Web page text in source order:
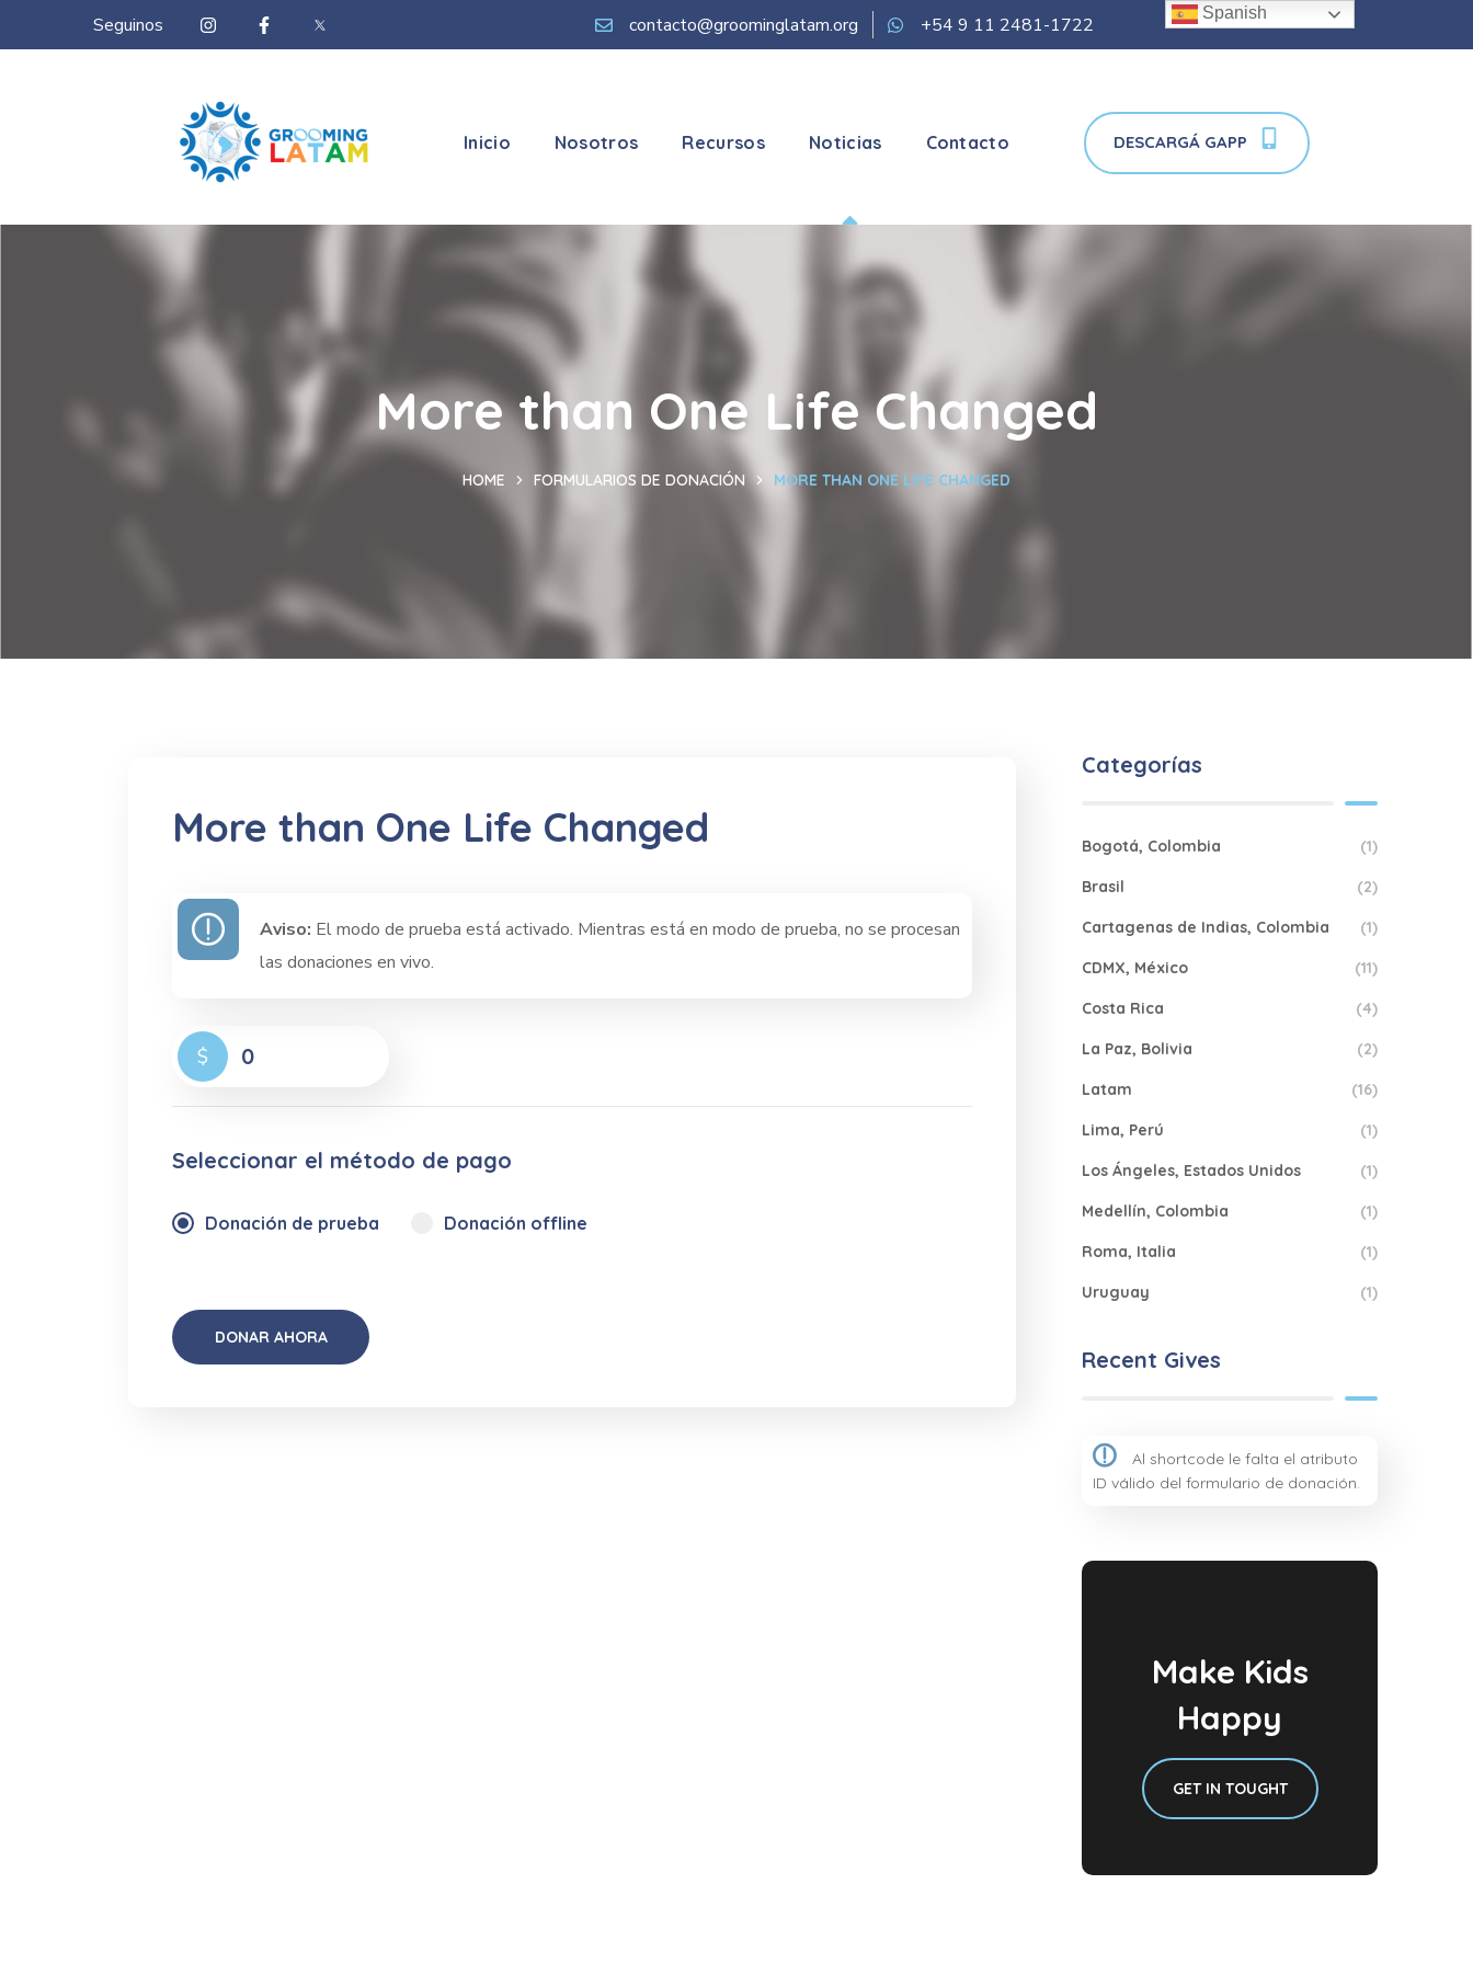
Seguinos contacto@groominglatam.org +54 9 11 2481-1722
Inicio Nosotros Recursos Noticias Contacto DESCARGÁ GAPP
More than One Life Changed
HOME FORMULARIOS DE DONACIÓN MORE THAN ONE LIFE CHANGED
More than One Life Changed
Aviso: El modo de prueba está activado. Mientras está en modo de prueba, no se procesan
las donaciones en vivo.
$ 0
Seleccionar el método de pago
Donación de prueba Donación offline
Categorías
Bogotá, Colombia (1)
Brasil (2)
Cartagenas de Indias, Colombia (1)
CDMX, México (11)
Costa Rica (4)
La Paz, Bolivia (2)
Latam (16)
Lima, Perú (1)
Los Ángeles, Estados Unidos (1)
Medellín, Colombia (1)
Roma, Italia (1)
Uruguay (1)
Recent Gives
Al shortcode le falta el atributo
ID válido del formulario de donación.
Make Kids
Happy
GET IN TOUGHT
Spanish